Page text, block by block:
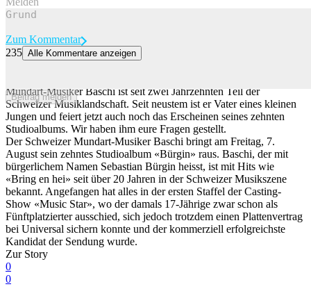
Beitrag melden
Zum Kommentar
235 Alle Kommentare anzeigen
Mundart-Musiker Baschi ist seit zwei Jahrzehnten Teil der
Schweizer Musiklandschaft. Seit neustem ist er Vater eines kleinen
Jungen und feiert jetzt auch noch das Erscheinen seines zehnten
Studioalbums. Wir haben ihm eure Fragen gestellt.
Der Schweizer Mundart-Musiker Baschi bringt am Freitag, 7.
August sein zehntes Studioalbum «Bürgin» raus. Baschi, der mit
bürgerlichem Namen Sebastian Bürgin heisst, ist mit Hits wie
«Bring en hei» seit über 20 Jahren in der Schweizer Musikszene
bekannt. Angefangen hat alles in der ersten Staffel der Casting-
Show «Music Star», wo der damals 17-Jährige zwar schon als
Fünftplatzierter ausschied, sich jedoch trotzdem einen Plattenvertrag
bei Universal sichern konnte und der kommerziell erfolgreichste
Kandidat der Sendung wurde.
Zur Story
0
0